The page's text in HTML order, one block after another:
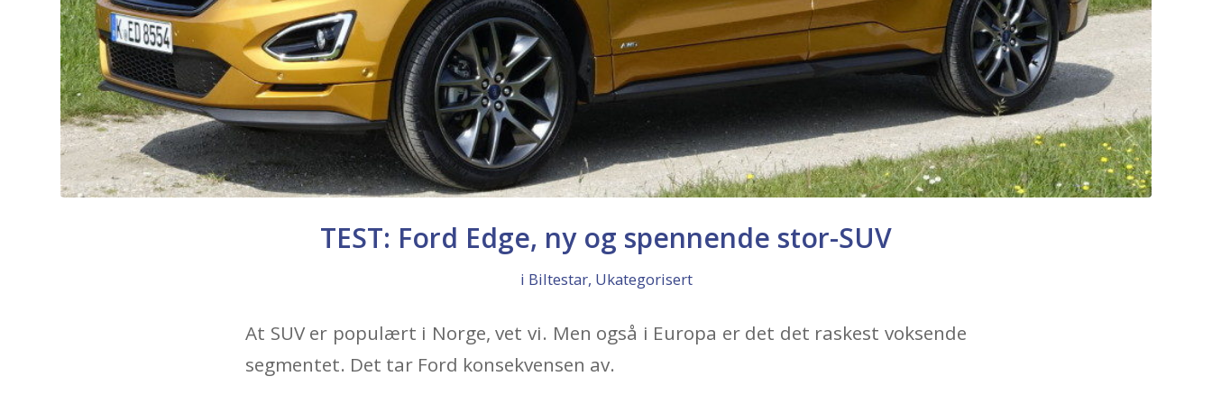
TEST: Ford Edge, ny og spennende stor-SUV
i Biltestar, Ukategorisert
At SUV er populært i Norge, vet vi. Men også i Europa er det det raskest voksende
segmentet. Det tar Ford konsekvensen av.